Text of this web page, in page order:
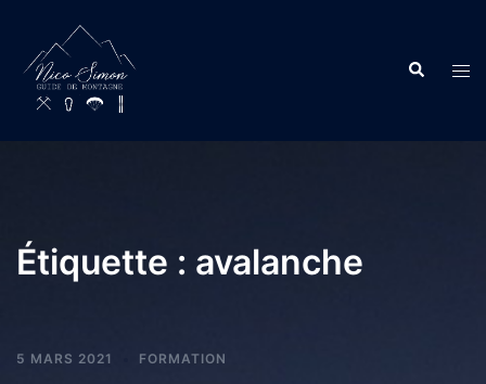
Étiquette : avalanche
5 MARS 2021 FORMATION